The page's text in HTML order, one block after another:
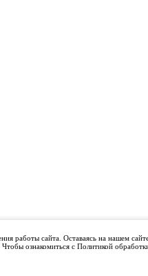
работы сайта. Оставаясь на нашем
ознакомиться с Политикой